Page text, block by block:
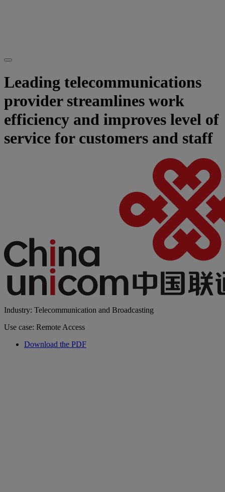
Leading telecommunications
provider streamlines work
efficiency and improves level of
service for customers and staff
Industry: Telecommunication and Broadcasting
Use case: Remote Access
Download the PDF